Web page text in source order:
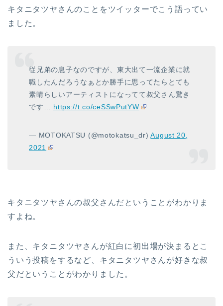
キタニタツヤさんのことをツイッターでこう語ってい
ました。
従兄弟の息子なのですが、東大出て一流企業に就
職したんだろうなぁとか勝手に思ってたらとても
素晴らしいアーティストになってて叔父さん驚き
です… https://t.co/ceSSwPutYW
— MOTOKATSU (@motokatsu_dr)August 20,
2021
キタニタツヤさんの叔父さんだということがわかりま
すよね。
また、キタニタツヤさんが紅白に初出場が決まるとこ
ういう投稿をするなど、キタニタツヤさんが好きな叔
父だということがわかりました。